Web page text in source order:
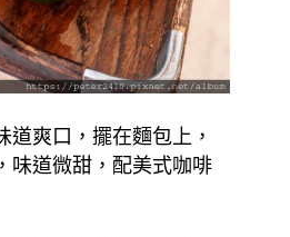
道爽口，擺在麵包上，
味道微甜，配美式咖啡